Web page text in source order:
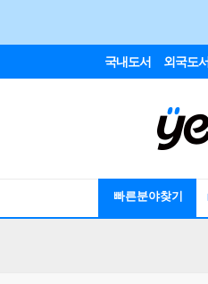
국내도서 외국도서
빠른분야찾기